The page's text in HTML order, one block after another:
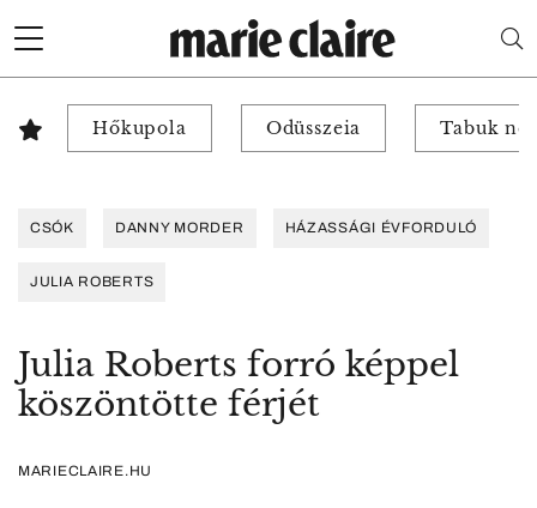
Hőkupola Odüsszeia Tabuk
CSÓK DANNY MORDER HÁZASSÁGI ÉVFORDULÓ
JULIA ROBERTS
Julia Roberts forró képpel
köszöntötte férjét
MARIECLAIRE.HU